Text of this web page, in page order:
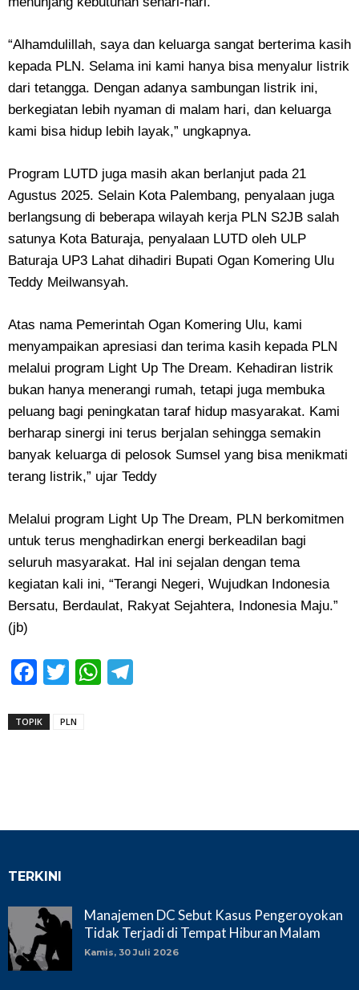
“Alhamdulillah, saya dan keluarga sangat berterima kasih
kepada PLN. Selama ini kami hanya bisa menyalur listrik
dari tetangga. Dengan adanya sambungan listrik ini,
berkegiatan lebih nyaman di malam hari, dan keluarga
kami bisa hidup lebih layak,” ungkapnya.
Program LUTD juga masih akan berlanjut pada 21
Agustus 2025. Selain Kota Palembang, penyalaan juga
berlangsung di beberapa wilayah kerja PLN S2JB salah
satunya Kota Baturaja, penyalaan LUTD oleh ULP
Baturaja UP3 Lahat dihadiri Bupati Ogan Komering Ulu
Teddy Meilwansyah.
Atas nama Pemerintah Ogan Komering Ulu, kami
menyampaikan apresiasi dan terima kasih kepada PLN
melalui program Light Up The Dream. Kehadiran listrik
bukan hanya menerangi rumah, tetapi juga membuka
peluang bagi peningkatan taraf hidup masyarakat. Kami
berharap sinergi ini terus berjalan sehingga semakin
banyak keluarga di pelosok Sumsel yang bisa menikmati
terang listrik,” ujar Teddy
Melalui program Light Up The Dream, PLN berkomitmen
untuk terus menghadirkan energi berkeadilan bagi
seluruh masyarakat. Hal ini sejalan dengan tema
kegiatan kali ini, “Terangi Negeri, Wujudkan Indonesia
Bersatu, Berdaulat, Rakyat Sejahtera, Indonesia Maju.”
(jb)
Facebook
TwitterWhatsApp
TOPIK PLN
TERKINI
Manajemen DC Sebut Kasus Pengeroyokan
Tidak Terjadi di Tempat Hiburan Malam
Kamis, 30 Juli 2026